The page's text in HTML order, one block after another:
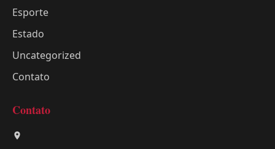
Esporte
Estado
Uncategorized
Contato
Contato